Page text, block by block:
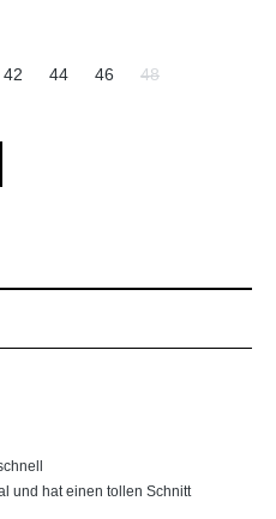
42 44 46 48
und hat einen tollen Schnitt